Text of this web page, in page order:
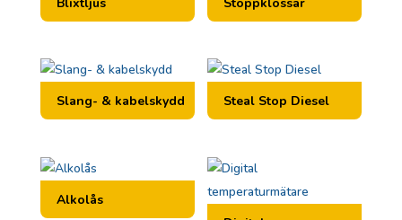
Slang- & kabelskydd Steal Stop Diesel
Alkolås